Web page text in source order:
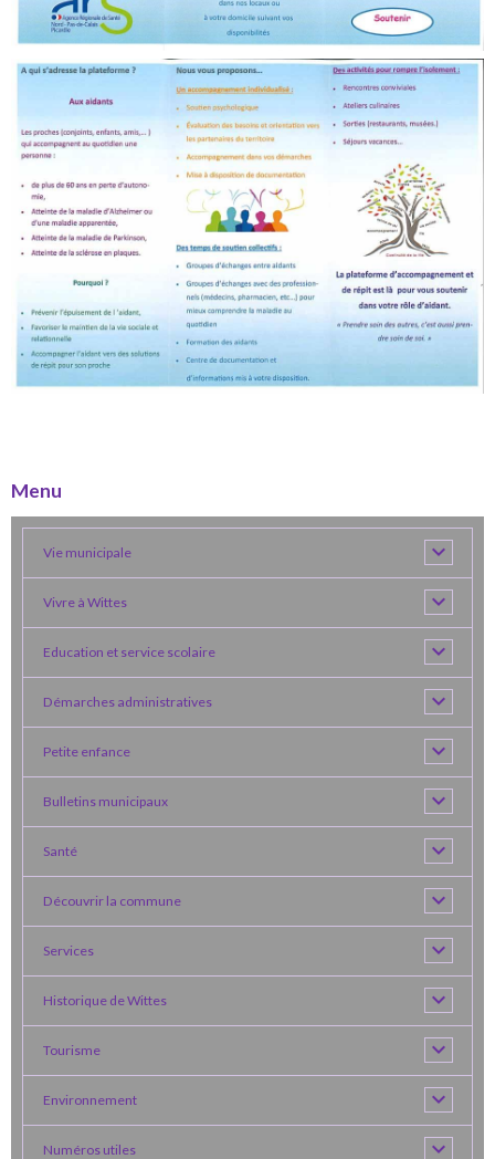
Menu
Vie municipale
Vivre à Wittes
Education et service scolaire
Démarches administratives
Petite enfance
Bulletins municipaux
Santé
Découvrir la commune
Services
Historique de Wittes
Tourisme
Environnement
Numéros utiles